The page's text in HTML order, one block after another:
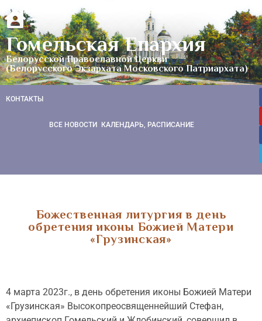
Гомельская Епархия
Белорусской Православной Церкви
(Белорусского Экзархата Московского Патриархата)
КОНТАКТЫ
ВСЕ НОВОСТИ КАЛЕНДАРЬ, РАСПИСАНИЕ
Божественная литургия в день
обретения иконы Божией Матери
«Грузинская»
4 марта 2023г., в день обретения иконы Божией Матери
«Грузинская» Высокопреосвященнейший Стефан,